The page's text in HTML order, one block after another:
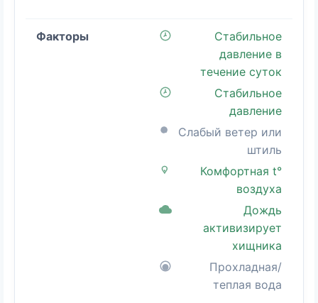
Стабильное
давление в
течение суток
Стабильное
давление
Слабый ветер или
штиль
Комфортная t°
воздуха
Дождь
активизирует
хищника
Прохладная/
теплая вода